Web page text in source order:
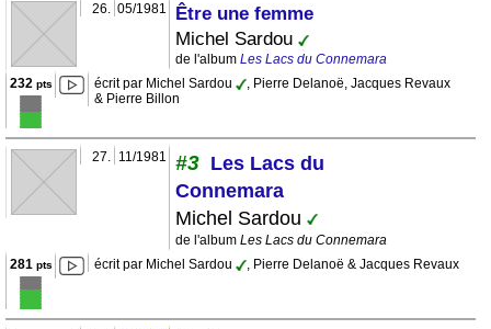
26. 05/1981
Être une femme
Michel Sardou
de l'album Les Lacs du Connemara
232 pts écrit par Michel Sardou
, Pierre Delanoë, Jacques Revaux
& Pierre Billon
27. 11/1981 #3 Les Lacs du
Connemara
Michel Sardou
de l'album Les Lacs du Connemara
281 pts écrit par Michel Sardou , Pierre Delanoë & Jacques Revaux